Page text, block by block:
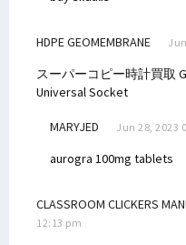
HDPE GEOMEMBRANE
スーパーコピー時計買取
Universal Socket
MARYJED Jun 28, 2023
aurogra 100mg tablets
CLASSROOM CLICKERS
12:13 pm